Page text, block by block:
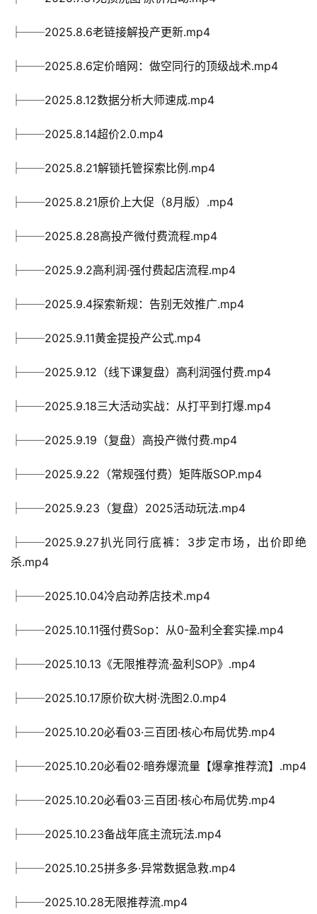
├──2025.8.6老链接解投产更新.mp4
├──2025.8.6定价暗网：做空同行的顶级战术.mp4
├──2025.8.12数据分析大师速成.mp4
├──2025.8.14超价2.0.mp4
├──2025.8.21解锁托管探索比例.mp4
├──2025.8.21原价上大促（8月版）.mp4
├──2025.8.28高投产微付费流程.mp4
├──2025.9.2高利润·强付费起店流程.mp4
├──2025.9.4探索新规：告别无效推广.mp4
├──2025.9.11黄金提投产公式.mp4
├──2025.9.12（线下课复盘）高利润强付费.mp4
├──2025.9.18三大活动实战：从打平到打爆.mp4
├──2025.9.19（复盘）高投产微付费.mp4
├──2025.9.22（常规强付费）矩阵版SOP.mp4
├──2025.9.23（复盘）2025活动玩法.mp4
├──2025.9.27扒光同行底裤：3步定市场，出价即绝
杀.mp4
├──2025.10.04冷启动养店技术.mp4
├──2025.10.11强付费Sop：从0-盈利全套实操.mp4
├──2025.10.13《无限推荐流·盈利SOP》.mp4
├──2025.10.17原价砍大树·洗图2.0.mp4
├──2025.10.20必看03·三百团·核心布局优势.mp4
├──2025.10.20必看02·暗券爆流量【爆拿推荐流】.mp4
├──2025.10.20必看03·三百团·核心布局优势.mp4
├──2025.10.23备战年底主流玩法.mp4
├──2025.10.25拼多多·异常数据急救.mp4
├──2025.10.28无限推荐流.mp4